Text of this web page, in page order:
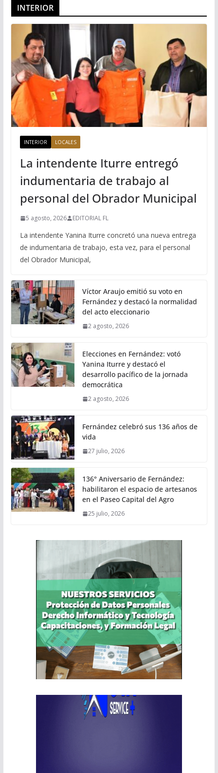
INTERIOR
INTERIOR LOCALES
La intendente Iturre entregó
indumentaria de trabajo al
personal del Obrador Municipal
5 agosto, 2026 EDITORIAL FL
La intendente Yanina Iturre concretó una nueva entrega
de indumentaria de trabajo, esta vez, para el personal
del Obrador Municipal,
Víctor Araujo emitió su voto en
Fernández y destacó la normalidad
del acto eleccionario
2 agosto, 2026
Elecciones en Fernández: votó
Yanina Iturre y destacó el
desarrollo pacífico de la jornada
democrática
2 agosto, 2026
Fernández celebró sus 136 años de
vida
27 julio, 2026
136° Aniversario de Fernández:
habilitaron el espacio de artesanos
en el Paseo Capital del Agro
25 julio, 2026